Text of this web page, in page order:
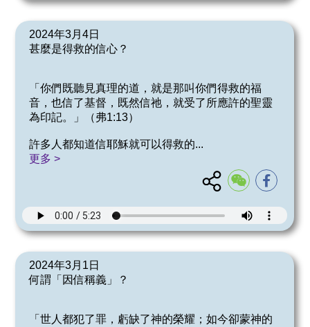
2024年3月4日
甚麼是得救的信心？
「你們既聽見真理的道，就是那叫你們得救的福
音，也信了基督，既然信祂，就受了所應許的聖靈
為印記。」（弗1:13）
許多人都知道信耶穌就可以得救的...
更多 >
2024年3月1日
何謂「因信稱義」？
「世人都犯了罪，虧缺了神的榮耀；如今卻蒙神的